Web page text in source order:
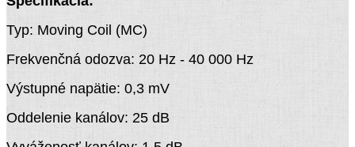
Typ: Moving Coil (MC)
Frekvenčná odozva: 20 Hz - 40 000 Hz
Výstupné napätie: 0,3 mV
Oddelenie kanálov: 25 dB